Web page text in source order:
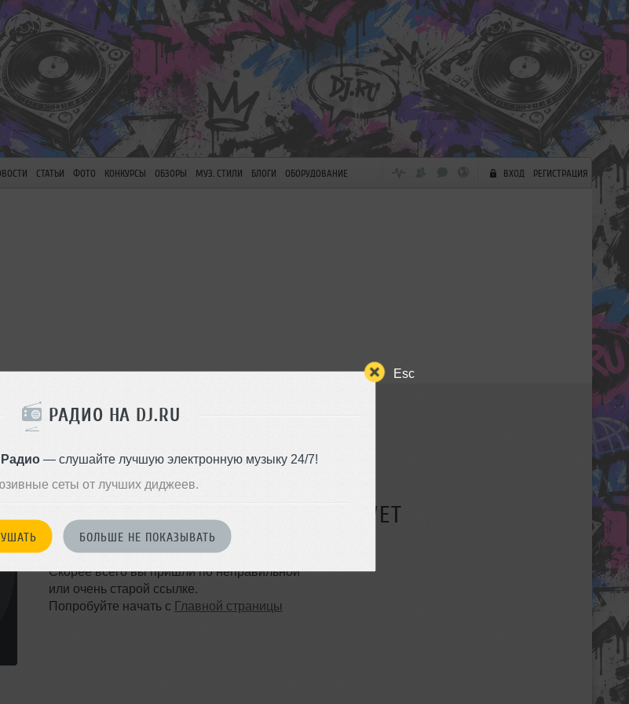
Esc
РАДИО НА DJ.RU
Радио— слушайте лучшую электронную музыку 24/7!
сеты от лучших диджеев.
БОЛЬШЕ НЕ ПОКАЗЫВАТЬ
СТАТЬИ ФОТО КОНКУРСЫ ОБЗОРЫ МУЗ. СТИЛИ БЛОГИ ОБОРУДОВАНИЕ ВХОД РЕГИСТРАЦИЯ
ТАКОЙ СТРАНИЦЫ НЕ СУЩЕСТВУЕТ
Ошибка 404
Скорее всего вы пришли по неправильной
или очень старой ссылке.
Попробуйте начать с Главной страницы